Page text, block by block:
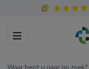
Toggle navigation
Waar bent u naar op zoek?